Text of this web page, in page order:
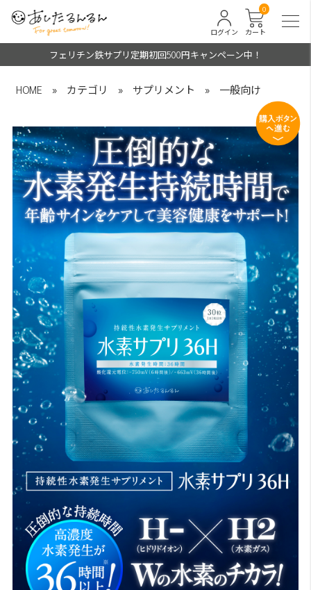
カート
0
ログイン
フェリチン鉄サプリ定期初回500円キャンペーン中！
HOME » カテゴリ » サプリメント » 一般向け